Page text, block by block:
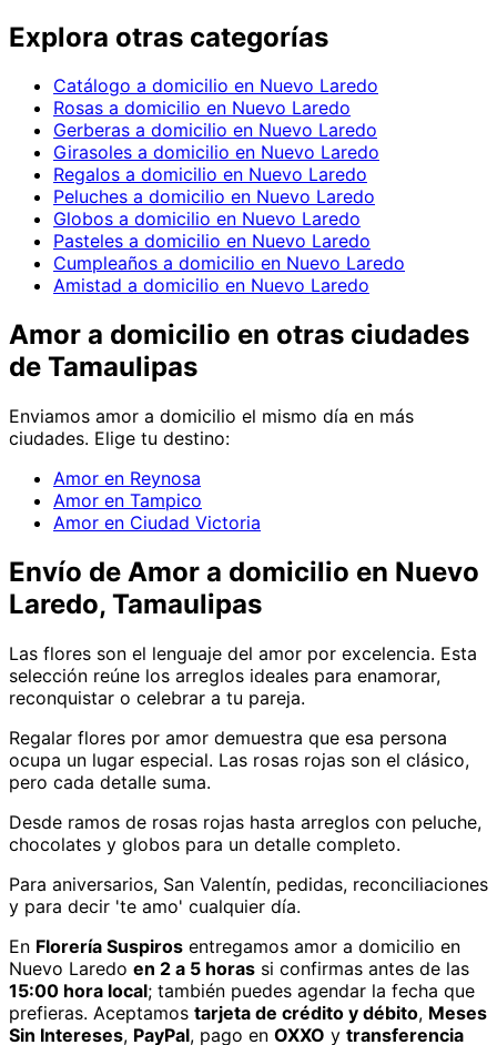
Explora otras categorías
Catálogo a domicilio en Nuevo Laredo
Rosas a domicilio en Nuevo Laredo
Gerberas a domicilio en Nuevo Laredo
Girasoles a domicilio en Nuevo Laredo
Regalos a domicilio en Nuevo Laredo
Peluches a domicilio en Nuevo Laredo
Globos a domicilio en Nuevo Laredo
Pasteles a domicilio en Nuevo Laredo
Cumpleaños a domicilio en Nuevo Laredo
Amistad a domicilio en Nuevo Laredo
Amor a domicilio en otras ciudades
de Tamaulipas
Enviamos amor a domicilio el mismo día en más
ciudades. Elige tu destino:
Amor en Reynosa
Amor en Tampico
Amor en Ciudad Victoria
Envío de Amor a domicilio en Nuevo
Laredo, Tamaulipas
Las flores son el lenguaje del amor por excelencia. Esta
selección reúne los arreglos ideales para enamorar,
reconquistar o celebrar a tu pareja.
Regalar flores por amor demuestra que esa persona
ocupa un lugar especial. Las rosas rojas son el clásico,
pero cada detalle suma.
Desde ramos de rosas rojas hasta arreglos con peluche,
chocolates y globos para un detalle completo.
Para aniversarios, San Valentín, pedidas, reconciliaciones
y para decir 'te amo' cualquier día.
En Florería Suspiros entregamos amor a domicilio en
Nuevo Laredo en 2 a 5 horas si confirmas antes de las
15:00 hora local; también puedes agendar la fecha que
prefieras. Aceptamos tarjeta de crédito y débito, Meses
Sin Intereses, PayPal, pago en OXXO y transferencia